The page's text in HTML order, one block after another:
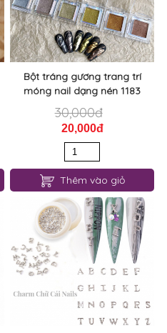
Bột tráng gương trang trí
móng nail dạng nén 1183
30,000đ
20,000đ
Thêm vào giỏ